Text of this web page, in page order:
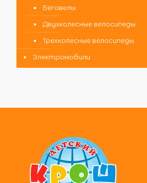
Беговелы
Двухколесные велосипеды
Трехколесные велосипеды
Электромобили